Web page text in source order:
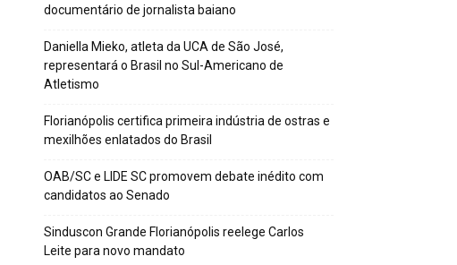
documentário de jornalista baiano
Daniella Mieko, atleta da UCA de São José,
representará o Brasil no Sul-Americano de
Atletismo
Florianópolis certifica primeira indústria de ostras e
mexilhões enlatados do Brasil
OAB/SC e LIDE SC promovem debate inédito com
candidatos ao Senado
Sinduscon Grande Florianópolis reelege Carlos
Leite para novo mandato